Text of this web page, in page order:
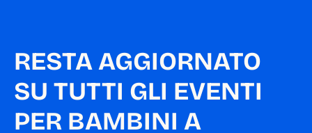
RESTA AGGIORNATO
SU TUTTI GLI EVENTI
PER BAMBINI A